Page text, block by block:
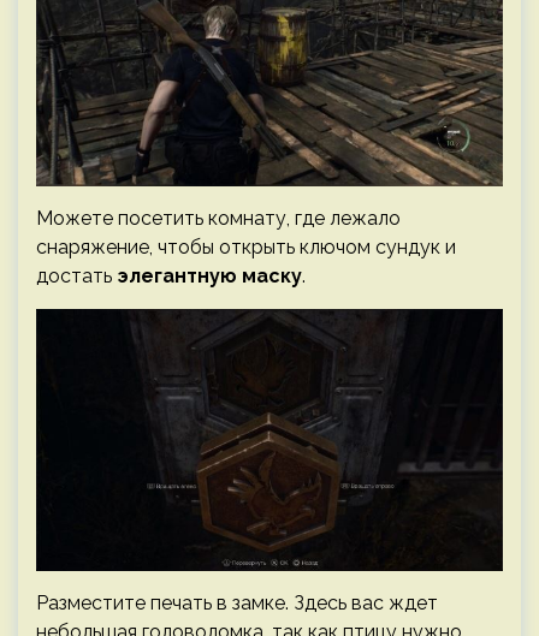
Можете посетить комнату, где лежало
снаряжение, чтобы открыть ключом сундук и
достать элегантную маску.
Разместите печать в замке. Здесь вас ждет